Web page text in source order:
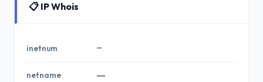
📋 IP Whois
inetnum —
netname —